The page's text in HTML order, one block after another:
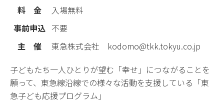
料 金
入場無料
事前申込 不要
主 催
東急株式会社 kodomo@tkk.tokyu.co.jp
子どもたち一人ひとりが望む「幸せ」につながることを
願って、東急線沿線での様々な活動を支援している「東
急子ども応援プログラム」